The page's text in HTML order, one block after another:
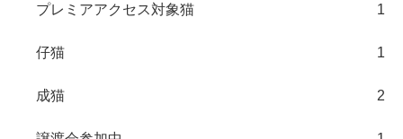
プレミアアクセス対象猫 1
仔猫 1
成猫 2